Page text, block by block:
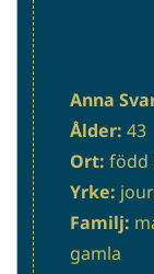
Anna
Ålder: 43
Ort: född
Yrke:
Familj:
gamla